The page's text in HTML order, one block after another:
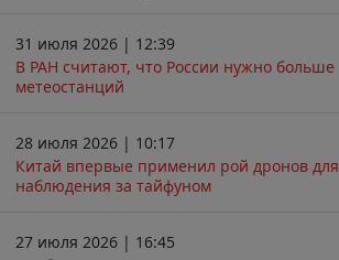
31 июля 2026 | 12:39
В РАН считают, что России нужно больше
метеостанций
28 июля 2026 | 10:17
Китай впервые применил рой дронов для
наблюдения за тайфуном
27 июля 2026 | 16:45